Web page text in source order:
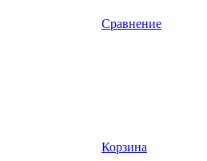
Сравнение
Корзина